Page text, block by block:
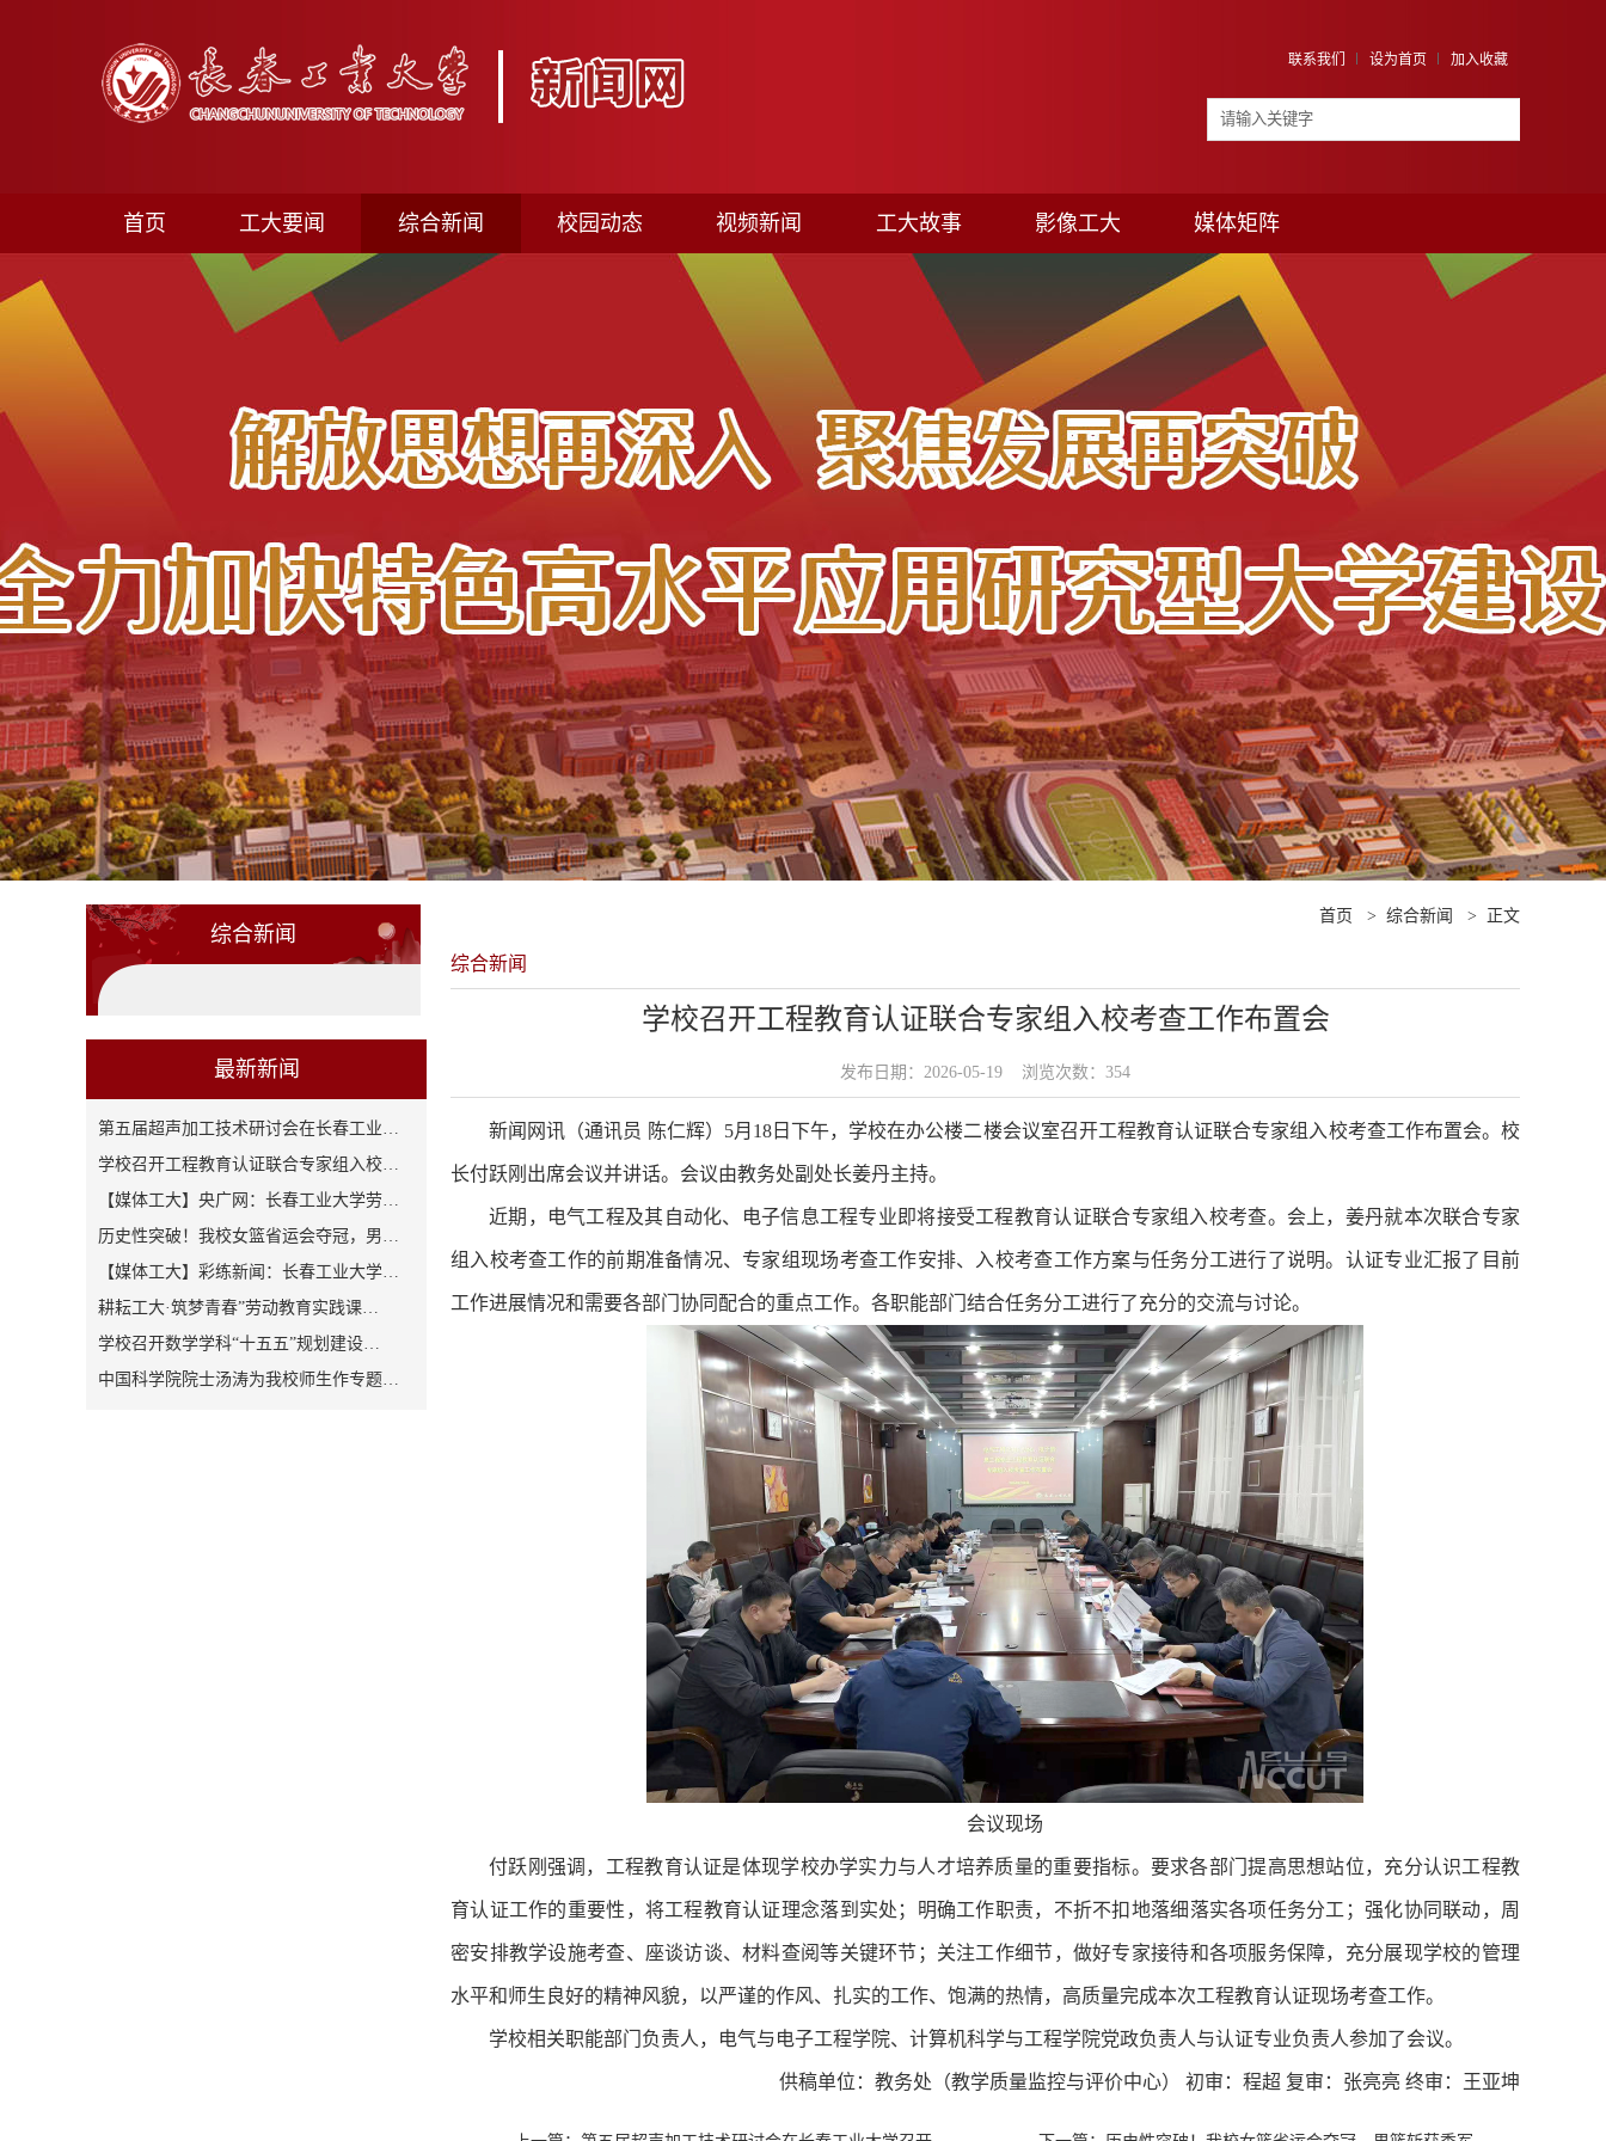
联系我们 设为首页 加入收藏
首页 工大要闻 综合新闻 校园动态 视频新闻 工大故事 影像工大 媒体矩阵
综合新闻
最新新闻
第五届超声加工技术研讨会在长春工业…
学校召开工程教育认证联合专家组入校…
【媒体工大】央广网：长春工业大学劳…
历史性突破！我校女篮省运会夺冠，男…
【媒体工大】彩练新闻：长春工业大学…
耕耘工大·筑梦青春”劳动教育实践课…
学校召开数学学科“十五五”规划建设…
中国科学院院士汤涛为我校师生作专题…
首页 > 综合新闻 > 正文
综合新闻
学校召开工程教育认证联合专家组入校考查工作布置会
发布日期：2026-05-19 浏览次数： 354
新闻网讯（通讯员 陈仁辉） 5月18日下午，学校在办公楼二楼会议室召开工程教育认证联合专家组入校考查工作布置会。校
长付跃刚出席会议并讲话。会议由教务处副处长姜丹主持。
近期，电气工程及其自动化、电子信息工程专业即将接受工程教育认证联合专家组入校考查。会上，姜丹就本次联合专家
组入校考查工作的前期准备情况、专家组现场考查工作安排、入校考查工作方案与任务分工进行了说明。认证专业汇报了目前
工作进展情况和需要各部门协同配合的重点工作。各职能部门结合任务分工进行了充分的交流与讨论。
会议现场
付跃刚强调，工程教育认证是体现学校办学实力与人才培养质量的重要指标。要求各部门提高思想站位，充分认识工程教
育认证工作的重要性，将工程教育认证理念落到实处；明确工作职责，不折不扣地落细落实各项任务分工；强化协同联动，周
密安排教学设施考查、座谈访谈、材料查阅等关键环节；关注工作细节，做好专家接待和各项服务保障，充分展现学校的管理
水平和师生良好的精神风貌，以严谨的作风、扎实的工作、饱满的热情，高质量完成本次工程教育认证现场考查工作。
学校相关职能部门负责人，电气与电子工程学院、计算机科学与工程学院党政负责人与认证专业负责人参加了会议。
供稿单位：教务处（教学质量监控与评价中心） 初审：程超 复审：张亮亮 终审：王亚坤